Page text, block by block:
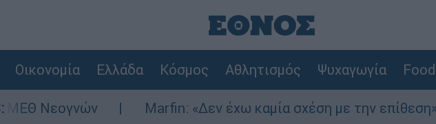
Οικονομία Ελλάδα Κόσμος Αθλητισμός Ψυχαγωγία
Marfin: «Δεν έχω καμία σχέση με την επίθεση» λέει η